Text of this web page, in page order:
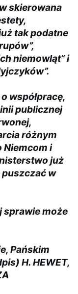
skierowana
tak podatne
niemowląt” i
współpracę,
publicznej
różnym
Niemcom i
już
puszczać w
sprawie może
Pańskim
H. HEWET,